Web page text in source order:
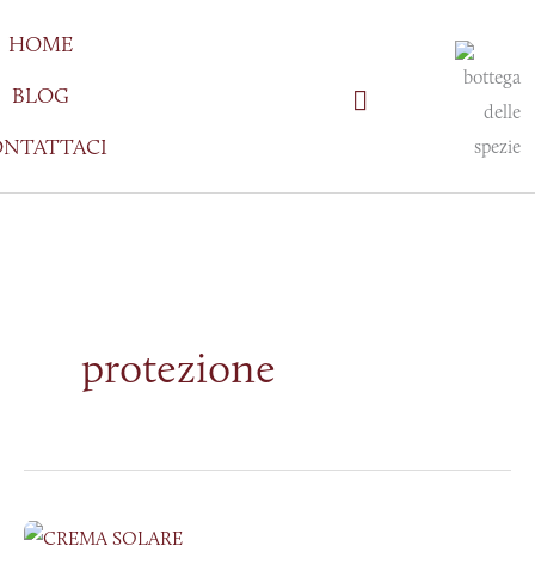
al
contenuto
HOME
BLOG
protezione
Proteggersi